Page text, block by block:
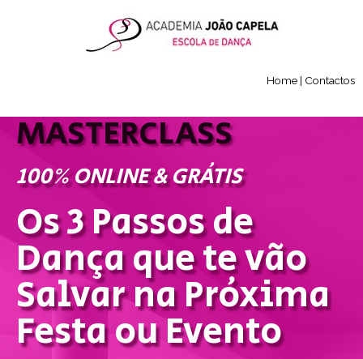
Home | Contactos
MASTERCLASS
100% ONLINE & GRÁTIS
Os 3 Passos de
Dança que te vão
Salvar na Próxima
Festa ou Evento